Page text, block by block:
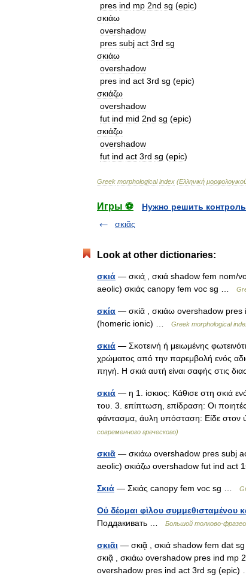
pres ind mp 2nd sg (epic)
σκιάω
overshadow
pres subj act 3rd sg
σκιάω
overshadow
pres ind act 3rd sg (epic)
σκιάζω
overshadow
fut ind mid 2nd sg (epic)
σκιάζω
overshadow
fut ind act 3rd sg (epic)
Greek morphological index (Ελληνική
Игры ⚽
Нужно решить
σκιᾶς
Look at other dictionaries:
σκιά — σκιά̱ , σκιά shadow fem nom/
aeolic) σκιάς canopy fem voc sg …
σκία — σκίᾱ , σκιάω overshadow pres
(homeric ionic) …
Greek morphological
σκιά — Σκοτεινή ή μειωμένης
χρώματος από την παρεμβολή ενός
πηγή. Η σκιά αυτή είναι σαφής στις
σκιά — η 1. ίσκιος: Κάθισε στη σκιά
του. 3. επίπτωση, επίδραση: Οι
φάντασμα, άυλη υπόσταση: Είδε
современного греческого)
σκιᾶ — σκιάω overshadow pres subj
aeolic) σκιάζω overshadow fut ind
Σκιά — Σκιάς canopy fem voc sg …
Οὐ δέομαι φὶλου συμμεθισταμένου
Поддакивать …
Большой толково-
σκιᾶι — σκιᾷ , σκιά shadow fem dat
σκιᾷ , σκιάω overshadow pres ind mp
overshadow pres ind act 3rd sg